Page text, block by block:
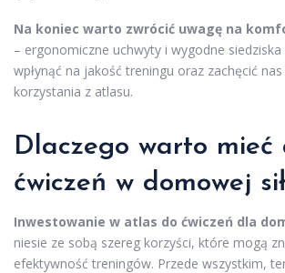
Na koniec warto zwrócić uwagę na
– ergonomiczne uchwyty i wygodne
wpłynąć na jakość treningu oraz zachęcić
korzystania z atlasu.
Dlaczego warto mieć
ćwiczeń w domowej
Inwestowanie w atlas do ćwiczeń dla
niesie ze sobą szereg korzyści, które mogą
efektywność treningów. Przede wszystkim,